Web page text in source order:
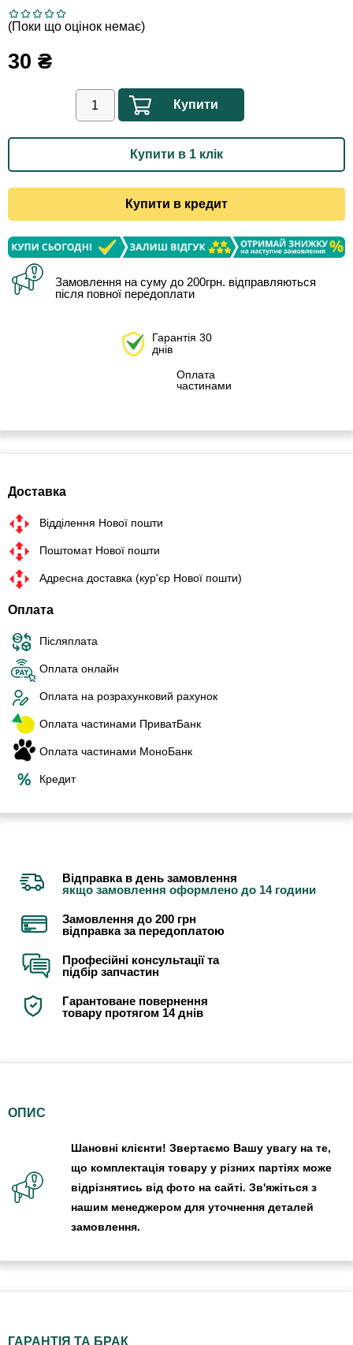
(Поки що оцінок немає)
30 ₴
Купити
Купити в 1 клік
Купити в кредит
Замовлення на суму до 200грн. відправляються
після повної передоплати
Гарантія 30
днів
Оплата
частинами
Доставка
Відділення Нової пошти
Поштомат Нової пошти
Адресна доставка (кур'єр Нової пошти)
Оплата
Післяплата
Оплата онлайн
Оплата на розрахунковий рахунок
Оплата частинами ПриватБанк
Оплата частинами МоноБанк
Кредит
Відправка в день замовлення
якщо замовлення оформлено до 14 години
Замовлення до 200 грн
відправка за передоплатою
Професійні консультації та
підбір запчастин
Гарантоване повернення
товару протягом 14 днів
ОПИС
Шановні клієнти! Звертаємо Вашу увагу на те,
що комплектація товару у різних партіях може
відрізнятись від фото на сайті. Зв'яжіться з
нашим менеджером для уточнення деталей
замовлення.
ГАРАНТІЯ ТА БРАК